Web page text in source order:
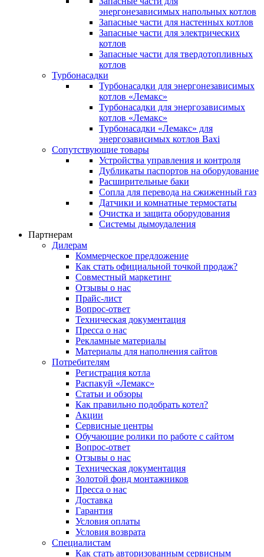
энергонезависимых напольных котлов
Запасные части для настенных котлов
Запасные части для электрических
котлов
Запасные части для твердотопливных
котлов
Турбонасадки
Турбонасадки для энергонезависимых
котлов «Лемакс»
Турбонасадки для энергозависимых
котлов «Лемакс»
Турбонасадки «Лемакс» для
энергозависимых котлов Baxi
Сопутствующие товары
Устройства управления и контроля
Дубликаты паспортов на оборудование
Расширительные баки
Сопла для перевода на сжиженный газ
Датчики и комнатные термостаты
Очистка и защита оборудования
Системы дымоудаления
Партнерам
Дилерам
Коммерческое предложение
Как стать официальной точкой продаж?
Совместный маркетинг
Отзывы о нас
Прайс-лист
Вопрос-ответ
Техническая документация
Пресса о нас
Рекламные материалы
Материалы для наполнения сайтов
Потребителям
Регистрация котла
Распакуй «Лемакс»
Статьи и обзоры
Как правильно подобрать котел?
Акции
Сервисные центры
Обучающие ролики по работе с сайтом
Вопрос-ответ
Отзывы о нас
Техническая документация
Золотой фонд монтажников
Пресса о нас
Доставка
Гарантия
Условия оплаты
Условия возврата
Специалистам
Как стать авторизованным сервисным